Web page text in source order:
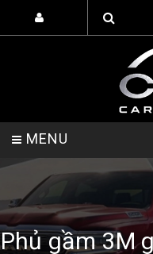
MENU
TRANG CHỦ
Phủ gầm 3M